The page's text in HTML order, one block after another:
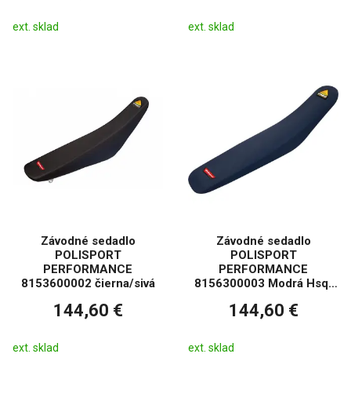
ext. sklad ext. sklad
Závodné sedadlo
POLISPORT
PERFORMANCE
8153600002 čierna/sivá
144,60 €
ext. sklad
Závodné sedadlo
POLISPORT
PERFORMANCE
8156300003 Modrá Hsq/
144,60 €
ext. sklad